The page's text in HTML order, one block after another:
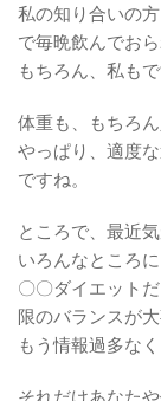
私の知り合いの
で毎晩飲んでおら
もちろん、私もで
体重も、もちろ
やっぱり、適度
ですね。
ところで、最近
いろんなところ
〇〇ダイエット
限のバランスが大
もう情報過多なく